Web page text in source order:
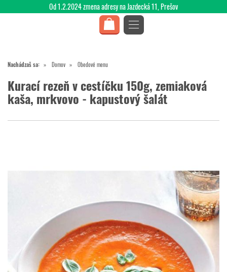
Nachádzaš sa: Domov Obedové menu
Kurací rezeň v cestíčku 150g, zemiaková
kaša, mrkvovo - kapustový šalát
Od 1.2.2024 zmena adresy na Jazdecká 11, Prešov